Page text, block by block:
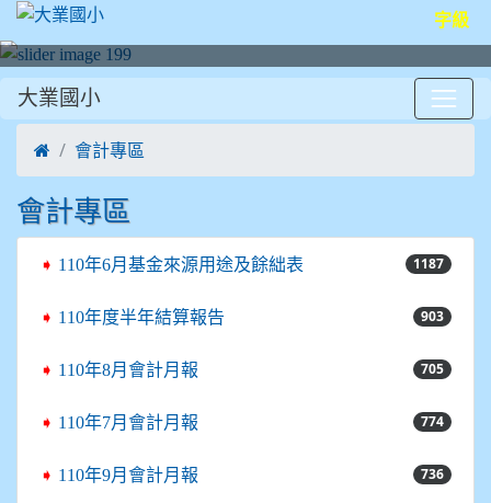
字級
大業國小
:::
會計專區
會計專區
➧ 110年6月基金來源用途及餘絀表 1187
➧ 110年度半年結算報告 903
➧ 110年8月會計月報 705
➧ 110年7月會計月報 774
➧ 110年9月會計月報 736